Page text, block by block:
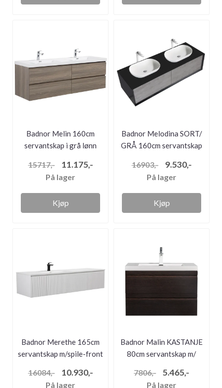
Badnor Melin 160cm
servantskap i grå lønn
15717,- 11.175,-
På lager
Kjøp
Badnor Melodina SORT/
GRÅ 160cm servantskap
16903,- 9.530,-
På lager
Kjøp
Badnor Merethe 165cm
servantskap m/spile-front
16084,- 10.930,-
På lager
Badnor Malin KASTANJE
80cm servantskap m/
7806,- 5.465,-
På lager